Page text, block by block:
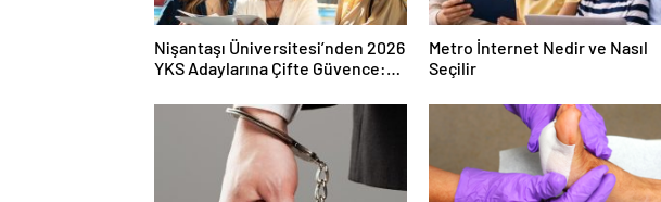
Nişantaşı Üniversitesi’nden 2026
YKS Adaylarına Çifte Güvence:
Metro İnternet Nedir ve Nasıl
Seçilir